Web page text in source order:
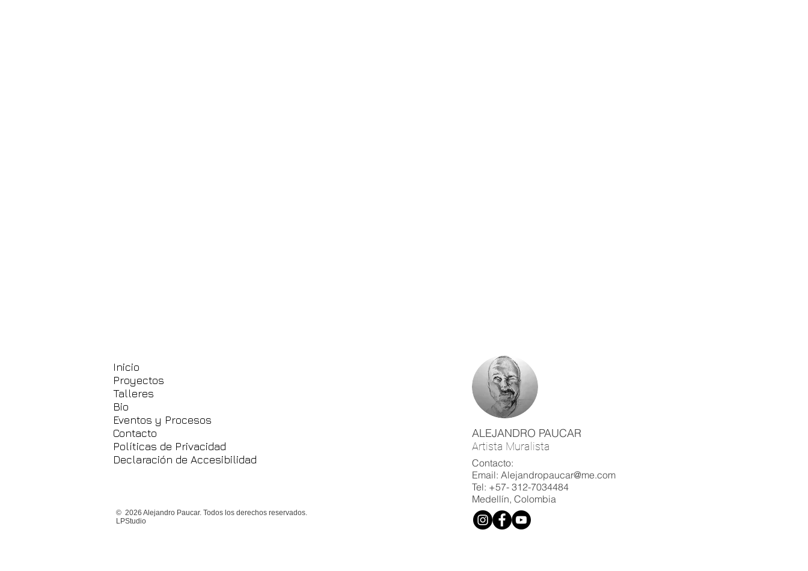
Inicio
Proyectos
Talleres
Bio
Eventos y Procesos
Contacto
Políticas de Privacidad
Declaración de Accesibilidad
© 2026 Alejandro Paucar. Todos los derechos reservados.
LPStudio
ALEJANDRO PAUCAR
Artista Muralista
Contacto:
Email: Alejandropaucar@me.com
Tel: +57- 312-7034484
Medellín, Colombia